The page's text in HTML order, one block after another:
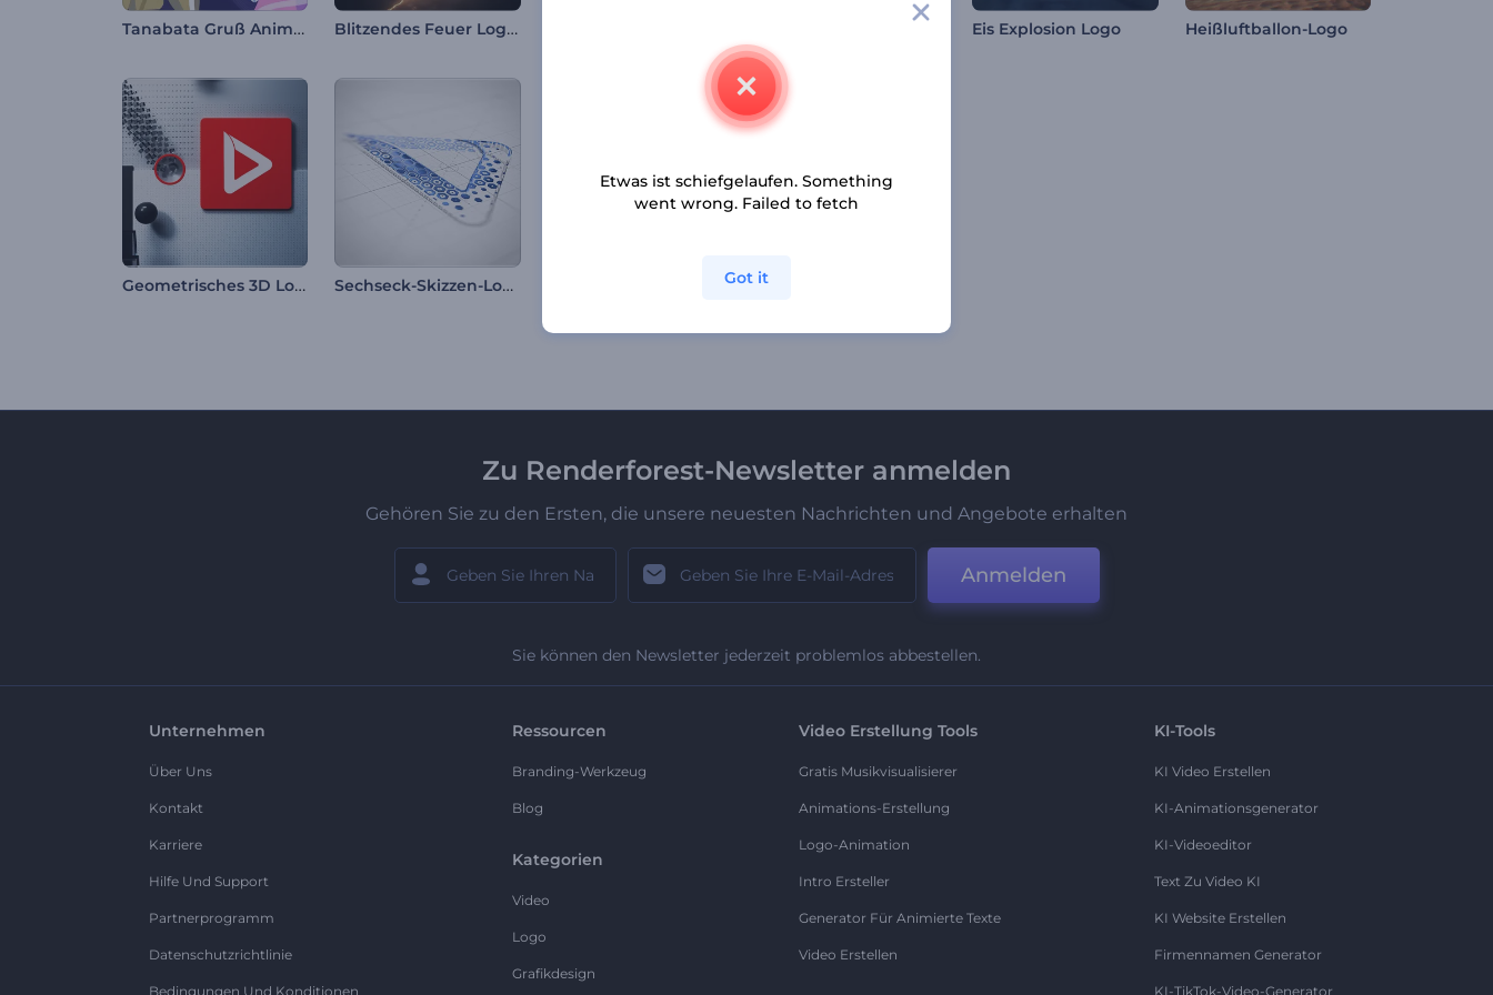
Tanabata Gruß Animation Blitzendes Feuer Logo-Reveal Eis Explosion Logo Heißluftballon-Logo
Geometrisches 3D Logo Reveal Sechseck-Skizzen-Logo Kinetische Kugeln Logo-Reveal
Zu Renderforest-Newsletter anmelden
Gehören Sie zu den Ersten, die unsere neuesten Nachrichten und Angebote erhalten
Anmelden
Sie können den Newsletter jederzeit problemlos abbestellen.
Unternehmen
Über Uns
Kontakt
Karriere
Hilfe Und Support
Partnerprogramm
Datenschutzrichtlinie
Bedingungen Und Konditionen
Ressourcen
Branding-Werkzeug
Blog
Kategorien
Video
Logo
Grafikdesign
Video Erstellung Tools
Gratis Musikvisualisierer
Animations-Erstellung
Logo-Animation
Intro Ersteller
Generator Für Animierte Texte
Video Erstellen
KI-Tools
KI Video Erstellen
KI-Animationsgenerator
KI-Videoeditor
Text Zu Video KI
KI Website Erstellen
Firmennamen Generator
KI-TikTok-Video-Generator
Etwas ist schiefgelaufen. Something
went wrong. Failed to fetch
Got it